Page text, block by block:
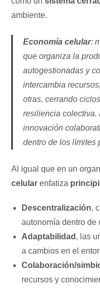
ambiente.
Economía celular:
que organiza la
autogestionadas y
intercambia
otras, cerrando
resiliencia colectiva.
innovación
dentro de los límites
Al igual que en un
celular enfatiza
Descentralización,
autonomía dentro de
Adaptabilidad , las
a cambios en el
Colaboración/
recursos y